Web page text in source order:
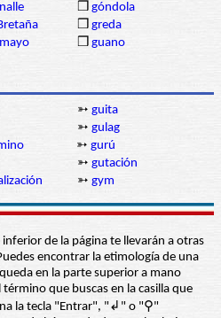
❒ góndola
❒ greda
❒ guano
➳ guita
➳ gulag
➳ gurú
➳ gutación
➳ gym
de la página te llevarán a otras
encontrar la etimología de una
en la parte superior a mano
que buscas en la casilla que
la tecla "Entrar", "↲" o "⚲"